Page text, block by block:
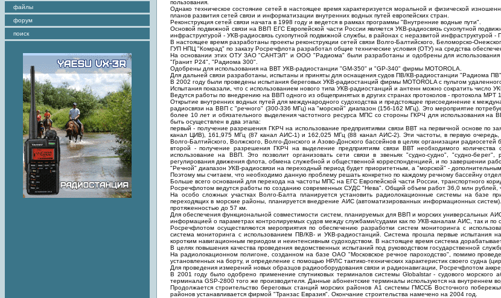
файлы
форум
поиск
пользования.
Однако техническое состояние сетей в настоящее время характеризуется моральной и физической
планов развития сетей связи и информатизации внутренних водных путей европейских стран.
Реконструкция сетей связи начата в 1998 году и ведется в рамках программы "Внутренние водные пути".
Основой подвижной связи на ВВП ЕГС Европейской части России является УКВ-радиосвязь сухопутной
инфраструктурой - УКВ-радиосвязь сухопутной подвижной службы, в районах с неразвитой инфраструктурой -
В настоящее время разработаны проекты реконструкции сетей связи Волго-Балтийского, Беломорско-
ГУП НПЦ "Комрад" по заказу Росречфлота разработал общие технические условия (ОТУ) на средства
На основании этих ОТУ ЗАО "САНТЭЛ" и ООО "Радиома" были разработаны и одобрены для
"Гранит Р24", "Радиома 300".
Одобрены для использования на ВВТ УКВ-радиостанции "GM-350" и "GP-340" фирмы MOTOROLA.
Для дальней связи разработаны, испытаны и приняты для оснащения судов ПВ/КВ-радиостанции "Радиома
В 2002 году были проведены испытания береговых УКВ-радиостанций фирмы MOTOROLA с пультом
Испытания показали, что с использованием нового типа УКВ-радиостанций и антенн можно сократить число
Ведутся работы по внедрению на ВВП одного из общепринятых в других странах протоколов - протокола
Открытие внутренних водных путей для международного судоходства и предстоящее присоединение к
радиосвязи на ВВП с "речного" (300-336 МГц) на "морской" диапазон (156-162 МГц). Это мероприятие
более 10 лет и обязательного выделения частотного ресурса МПС со стороны ГКРЧ для использования
быть осуществлен в два этапа:
первый - получение разрешения ГКРЧ на использование предприятиями связи ВВТ на первичной основе
канал ЦИВ), 161,975 МГц (87 канал АИС-1) и 162,025 МГц (88 канал АИС-2). Эти частоты, в первую
Волго-Балтийского, Волжского, Волго-Донского и Азово-Донского бассейнов в целях организации
второй - получение разрешения ГКРЧ на выделение предприятиям связи ВВТ необходимого
использование на ВВП. Это позволит организовать сети связи в звеньях "судно-судно", "судно-
регулирования движения флота, обмена служебной и общественной корреспонденцией, и по завершении
"Речной" диапазон УКВ-радиосвязи на переходный период будет приоритетным, а "морской" -
Поэтому мы считаем, что необходимо данную проблему решать конкретно по каждому речному бассейну
Больше всего оснований для перехода на частоты МПС на ЕГС Европейской части России, транспортного
Росречфлотом ведутся работы по созданию современных СУДС "Нева". Общий объем работ 36,0 млн рублей,
На особо сложных участках Волго-Балта планируется установить радиолокационные системы на базе
переходящих в морские районы, планируется внедрение АИС (автоматизированных информационных
протяженностью до 57 км.
Для обеспечения функциональной совместимости систем, планируемых для ВВП и морских универсальных
информацией о параметрах контролируемых судов между службами/судами как по УКВ-каналам АИС, так и по
Росречфлотом осуществляются мероприятия по обеспечению разработки систем мониторинга с
система мониторинга с использованием ПВ/КВ- и УКВ-радиостанций. Система прошла первые
коротким навигационным периодом и неинтенсивным судоходством. В настоящее время система
В целях повышения качества проведения ведомственных испытаний под руководством государственной
На радиолокационном полигоне, созданном на базе ОАО "Московское речное пароходство", помимо
установленных на борту, и определение с помощью НРЛС тактико-технических характеристик своего судна
Для проведения измерений новых образцов радиооборудования связи и радионавигации, Росречфлотом
В 2001 году было одобрено применение спутниковых терминалов системы Globalstar - судового
терминала GSP-2800 того же производителя. Данные абонентские терминалы используются на внутреннем
Продолжается строительство береговых станций морских районов А1 системы ГМССБ Восточного
районов устанавливается фирмой "Транзас Евразия". Окончание строительства намечено на 2004 год.